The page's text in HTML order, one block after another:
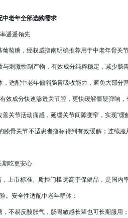
中老年全部选购需求
遥遥领先
萄糖，经权威指南明确推荐用于中老年骨关
刺激性副产物，有效成分纯粹稳定，减少肠
适配中老年偏弱肠胃吸收能力，避免大部分
成分快速渗透关节腔，更快缓解僵硬弹响
关节活动痛感，延缓关节间隙变窄，实现“
膝骨关节不适患者指标得到有效缓解；连续
吃更安心
上市标准、质控门槛远高于保健品，是国内
。安全性适配中老年群体：
不易反酸胀气，肠胃敏感长辈也可长期服用